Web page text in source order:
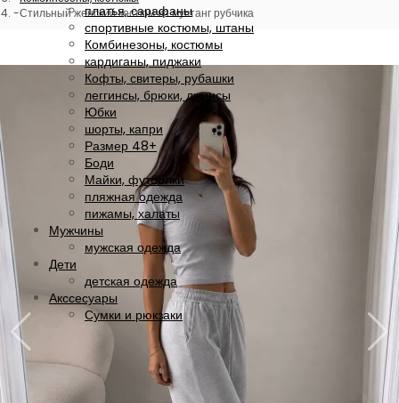
платья, сарафаны
спортивные костюмы, штаны
Комбинезоны, костюмы
кардиганы, пиджаки
Кофты, свитеры, рубашки
леггинсы, брюки, джинсы
Юбки
шорты, капри
Размер 48+
Боди
Майки, футболки
пляжная одежда
пижамы, халаты
Мужчины
мужская одежда
Дети
детская одежда
Акссесуары
Сумки и рюкзаки
Стильный женский костюм из мустанг рубчика